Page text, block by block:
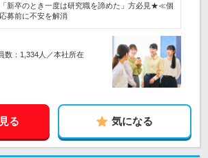
新卒のとき一度は研究職を諦めた」方必見★≪個
募前に不安を解消
数：1,334人／本社所在
る 気になる